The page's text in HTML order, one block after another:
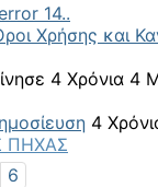
14..
Χρήσης και
4 Χρόνια 4
4
ΠΗΧΑΣ
6